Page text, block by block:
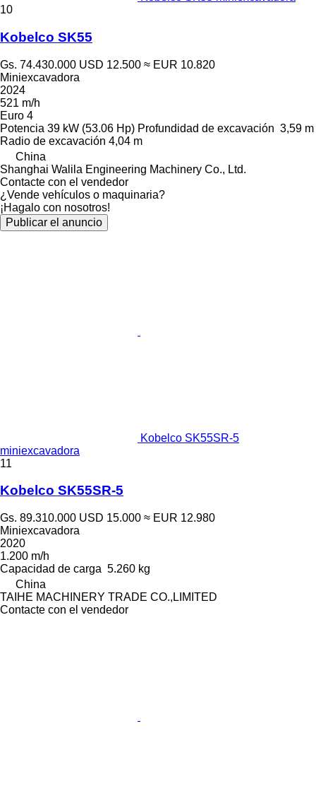
10
Kobelco SK55
Gs. 74.430.000 USD 12.500 ≈ EUR 10.820
Miniexcavadora
2024
521 m/h
Euro 4
Potencia 39 kW (53.06 Hp) Profundidad de excavación 3,59 m
Radio de excavación 4,04 m
China
Shanghai Walila Engineering Machinery Co., Ltd.
Contacte con el vendedor
¿Vende vehículos o maquinaria?
¡Hagalo con nosotros!
Publicar el anuncio
Kobelco SK55SR-5
miniexcavadora
11
Kobelco SK55SR-5
Gs. 89.310.000 USD 15.000 ≈ EUR 12.980
Miniexcavadora
2020
1.200 m/h
Capacidad de carga 5.260 kg
China
TAIHE MACHINERY TRADE CO.,LIMITED
Contacte con el vendedor